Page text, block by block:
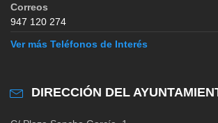
Correos
947 120 274
Ver más Teléfonos de Interés
DIRECCIÓN DEL